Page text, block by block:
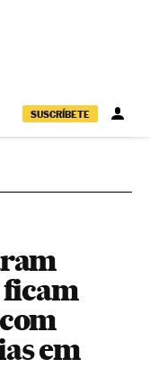
SUSCRÍBETE
ficam
em